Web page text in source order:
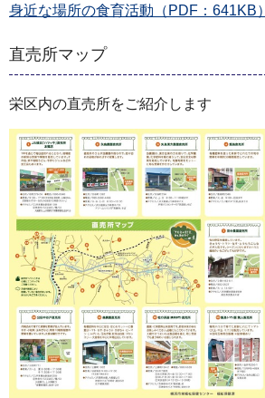
身近な場所の食育活動（PDF：641KB）
直売所マップ
栄区内の直売所をご紹介します